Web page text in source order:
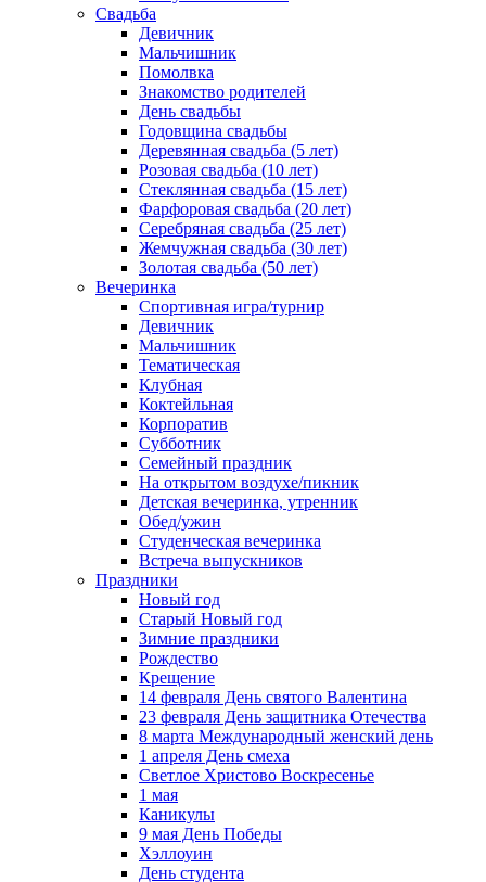
Свадьба
Девичник
Мальчишник
Помолвка
Знакомство родителей
День свадьбы
Годовщина свадьбы
Деревянная свадьба (5 лет)
Розовая свадьба (10 лет)
Стеклянная свадьба (15 лет)
Фарфоровая свадьба (20 лет)
Серебряная свадьба (25 лет)
Жемчужная свадьба (30 лет)
Золотая свадьба (50 лет)
Вечеринка
Спортивная игра/турнир
Девичник
Мальчишник
Тематическая
Клубная
Коктейльная
Корпоратив
Субботник
Семейный праздник
На открытом воздухе/пикник
Детская вечеринка, утренник
Обед/ужин
Студенческая вечеринка
Встреча выпускников
Праздники
Новый год
Старый Новый год
Зимние праздники
Рождество
Крещение
14 февраля День святого Валентина
23 февраля День защитника Отечества
8 марта Международный женский день
1 апреля День смеха
Светлое Христово Воскресенье
1 мая
Каникулы
9 мая День Победы
Хэллоуин
День студента